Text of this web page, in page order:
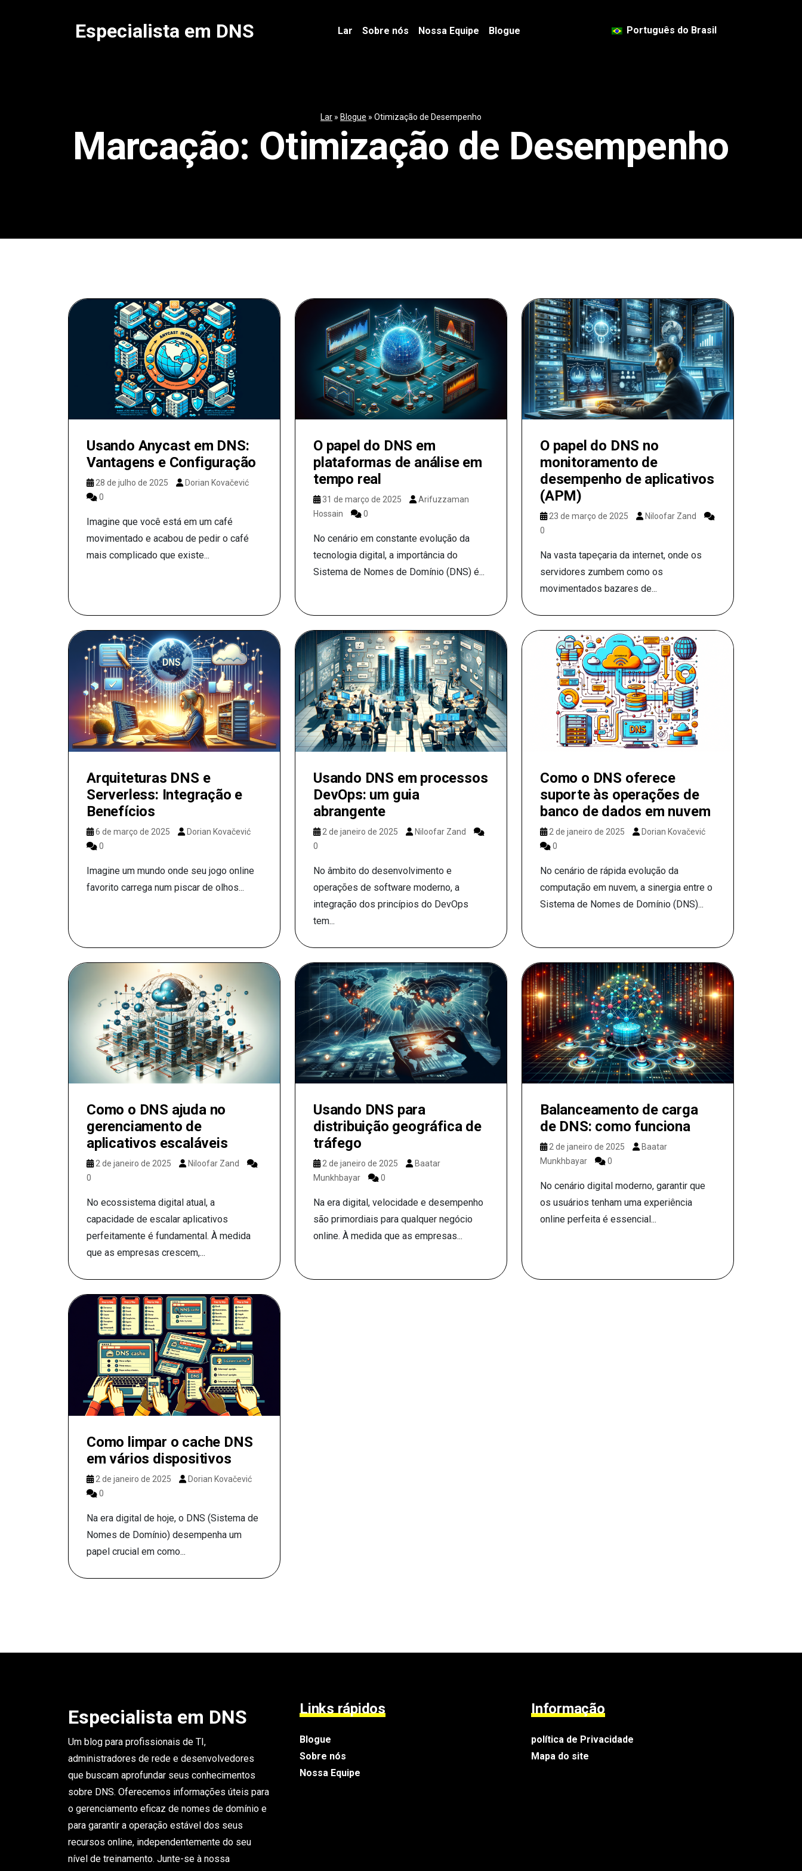
Especialista em DNS Lar Sobre nós Nossa Equipe Blogue Português do Brasil
Lar » Blogue » Otimização de Desempenho
Marcação: Otimização de Desempenho
Usando Anycast em DNS:
Vantagens e Configuração
28 de julho de 2025
Dorian Kovačević
0
Imagine que você está em um café
movimentado e acabou de pedir o café
mais complicado que existe...
O papel do DNS em
plataformas de análise em
tempo real
31 de março de 2025
Arifuzzaman
Hossain
0
No cenário em constante evolução da
tecnologia digital, a importância do
Sistema de Nomes de Domínio (DNS) é...
O papel do DNS no
monitoramento de
desempenho de aplicativos
(APM)
23 de março de 2025
Niloofar Zand
0
Na vasta tapeçaria da internet, onde os
servidores zumbem como os
movimentados bazares de...
Arquiteturas DNS e
Serverless: Integração e
Benefícios
6 de março de 2025
Dorian Kovačević
0
Imagine um mundo onde seu jogo online
favorito carrega num piscar de olhos...
Usando DNS em processos
DevOps: um guia
abrangente
2 de janeiro de 2025
Niloofar Zand
0
No âmbito do desenvolvimento e
operações de software moderno, a
integração dos princípios do DevOps
tem...
Como o DNS oferece
suporte às operações de
banco de dados em nuvem
2 de janeiro de 2025
Dorian Kovačević
0
No cenário de rápida evolução da
computação em nuvem, a sinergia entre o
Sistema de Nomes de Domínio (DNS)...
Como o DNS ajuda no
gerenciamento de
aplicativos escaláveis
2 de janeiro de 2025
Niloofar Zand
0
No ecossistema digital atual, a
capacidade de escalar aplicativos
perfeitamente é fundamental. À medida
que as empresas crescem,...
Usando DNS para
distribuição geográfica de
tráfego
2 de janeiro de 2025
Baatar
Munkhbayar
0
Na era digital, velocidade e desempenho
são primordiais para qualquer negócio
online. À medida que as empresas...
Balanceamento de carga
de DNS: como funciona
2 de janeiro de 2025
Baatar
Munkhbayar
0
No cenário digital moderno, garantir que
os usuários tenham uma experiência
online perfeita é essencial...
Como limpar o cache DNS
em vários dispositivos
2 de janeiro de 2025
Dorian Kovačević
0
Na era digital de hoje, o DNS (Sistema de
Nomes de Domínio) desempenha um
papel crucial em como...
Especialista em DNS
Um blog para profissionais de TI,
administradores de rede e desenvolvedores
que buscam aprofundar seus conhecimentos
sobre DNS. Oferecemos informações úteis para
o gerenciamento eficaz de nomes de domínio e
para garantir a operação estável dos seus
recursos online, independentemente do seu
nível de treinamento. Junte-se à nossa
Links rápidos
Blogue
Sobre nós
Nossa Equipe
Informação
política de Privacidade
Mapa do site